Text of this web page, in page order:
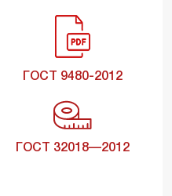
ГОСТ 9480-2012
ГОСТ 32018—2012